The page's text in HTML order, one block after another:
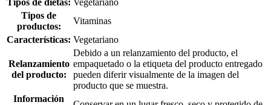
Tipos de
productos:
Vitaminas
Características: Vegetariano
Relanzamiento
del producto:
Debido a un relanzamiento del producto, el
empaquetado o la etiqueta del producto entregado
pueden diferir visualmente de la imagen del
producto que se muestra.
Información